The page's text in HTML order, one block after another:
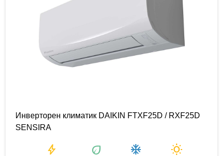
Инверторен климатик DAIKIN FTXF25D / RXF25D
SENSIRA
bolt eco ac_unit wb_sunny